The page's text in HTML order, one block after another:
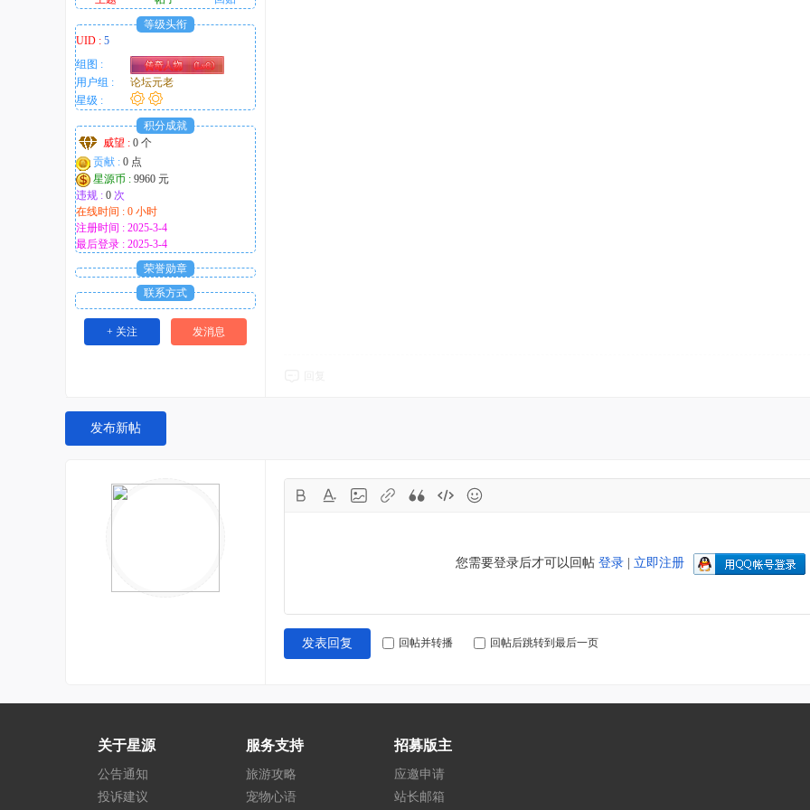
等级头衔
UID : 5
组图 :
用户组 :
论坛元老
星级 :
积分成就
威望 : 0 个
贡献 : 0 点
星源币 : 9960 元
违规 : 0 次
在线时间 : 0 小时
注册时间 : 2025-3-4
最后登录 : 2025-3-4
荣誉勋章
联系方式
+ 关注 发消息
发布新帖
您需要登录后才可以回帖 登录 立即注册
发表回复 回帖并转播 回帖后跳转到最后一页
关于星源
公告通知
投诉建议
服务支持
旅游攻略
宠物心语
招募版主
应邀申请
站长邮箱